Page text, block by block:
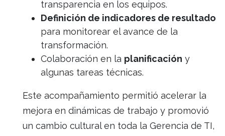
transparencia en los equipos.
Definición de indicadores de resultado
para monitorear el avance de la
transformación.
Colaboración en la planificación y
algunas tareas técnicas.
Este acompañamiento permitió acelerar la
mejora en dinámicas de trabajo y promovió
un cambio cultural en toda la Gerencia de TI,